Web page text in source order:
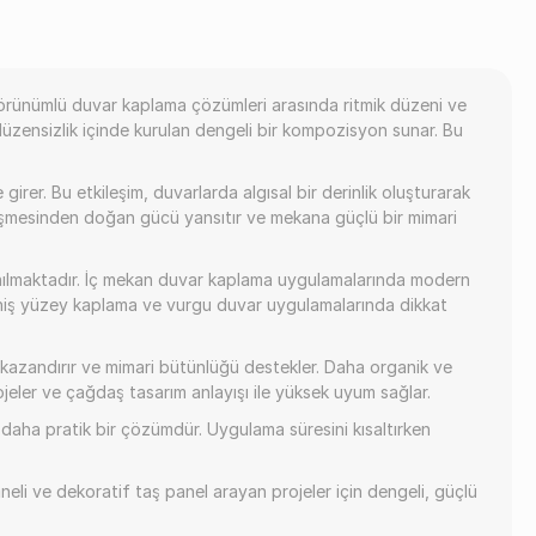
duvar kaplama çözümleri arasında ritmik düzeni ve
içinde kurulan dengeli bir kompozisyon sunar. Bu
Bu etkileşim, duvarlarda algısal bir derinlik oluşturarak
doğan gücü yansıtır ve mekana güçlü bir mimari
İç mekan duvar kaplama uygulamalarında modern
yüzey kaplama ve vurgu duvar uygulamalarında dikkat
ve mimari bütünlüğü destekler. Daha organik ve
ve çağdaş tasarım anlayışı ile yüksek uyum sağlar.
pratik bir çözümdür. Uygulama süresini kısaltırken
ve dekoratif taş panel arayan projeler için dengeli, güçlü